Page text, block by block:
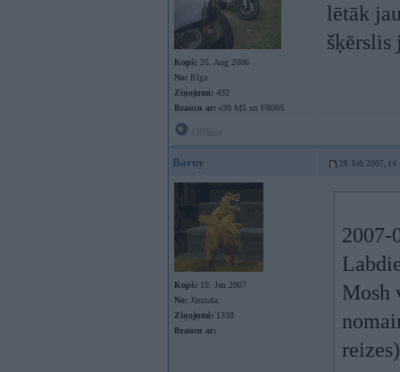
Kopš: 25. Aug 2006
No: Rīga
Ziņojumi: 492
Braucu ar: e39 M5 un F800S
lētāk
šķērslis
Barny 28. Feb 2007,
Kopš: 19. Jan 2007
No: Jūrmala
Ziņojumi: 1338
Braucu ar:
2007-
Mosh